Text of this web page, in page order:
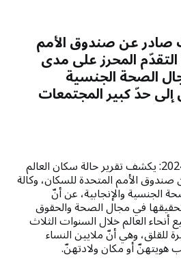
عن صندوق الأمم
المحرز على مدى
الصحة الجنسية
إلى حدّ كبير المجتمعات
جنيف 17 نيسان (أبريل) 2024: يكشف تقرير حالة سكان العالم
عن صندوق الأمم المتحدة للسكان، وكالة
الجنسية والإنجابية، عن أنّ
في مجال الصحة والحقوق
أنحاء العالم خلال السنوات الثلاث
للقلق، وهي أنّ ملايين النساء
هويتهنّ أو مكان ولادتهنّ.